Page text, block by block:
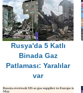
Rusya'da 5 Katlı
Binada Gaz
Patlaması: Yaralılar
var